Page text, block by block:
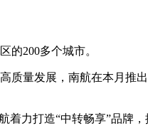
的200多个城市。
量发展，南航在本月推
力打造“中转畅享”品牌